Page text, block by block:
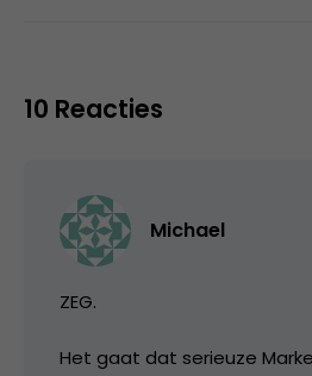
10 Reacties
Michael
ZEG.
Het gaat dat serieuze